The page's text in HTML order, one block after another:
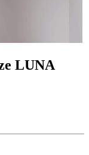
LUNA